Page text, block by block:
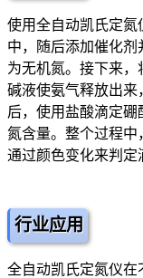
使用全自动凯氏定氮
中，随后添加催化
为无机氮。接下来，
碱液使氨气释放出来
后，使用盐酸滴定
氮含量。整个过程中
通过颜色变化来判定
行业应用
全自动凯氏定氮仪在